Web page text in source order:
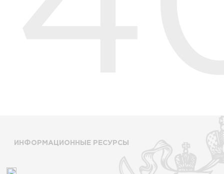
ИНФОРМАЦИОННЫЕ РЕСУРСЫ